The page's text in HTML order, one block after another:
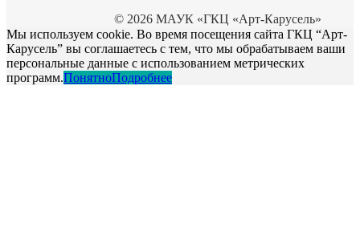
© 2026 МАУК «ГКЦ «Арт-Карусель»
Мы используем cookie. Во время посещения сайта ГКЦ “Арт-
Карусель” вы соглашаетесь с тем, что мы обрабатываем ваши
персональные данные с использованием метрических
программ.ПонятноПодробнее